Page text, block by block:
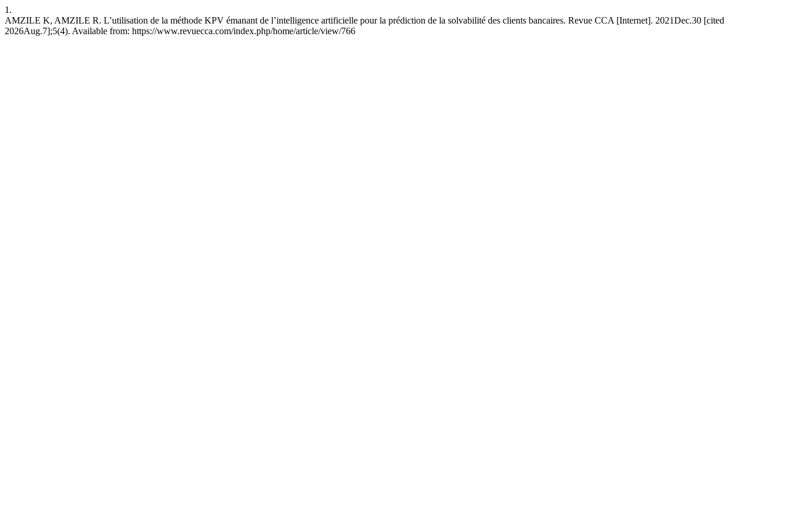
1.
AMZILE K, AMZILE R. L’utilisation de la méthode KPV émanant de l’intelligence artificielle pour la prédiction de la solvabilité des clients bancaires. Revue CCA [Internet]. 2021Dec.30 [cited
2026Aug.7];5(4). Available from: https://www.revuecca.com/index.php/home/article/view/766